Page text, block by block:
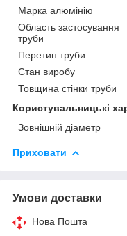
Марка алюмінію
Область застосування
труби
Перетин труби
Стан виробу
Товщина стінки труби
Користувальницькі
Зовнішній діаметр
Приховати
Умови доставки
Нова Пошта